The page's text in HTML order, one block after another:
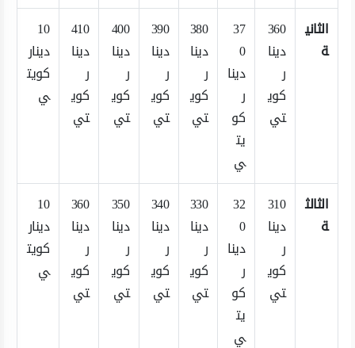
الثاني
ة
360
دينا
ر
كوي
تي
37
0
دينا
ر
كو
يت
ي
380
دينا
ر
كوي
تي
390
دينا
ر
كوي
تي
400
دينا
ر
كوي
تي
410
دينا
ر
كوي
تي
10
دينار
كويت
ي
الثالث
ة
310
دينا
ر
كوي
تي
32
0
دينا
ر
كو
يت
ي
330
دينا
ر
كوي
تي
340
دينا
ر
كوي
تي
350
دينا
ر
كوي
تي
360
دينا
ر
كوي
تي
10
دينار
كويت
ي